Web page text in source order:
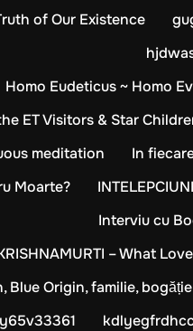
of Our Existence
Homo Eudeticus ~ Homo
ET Visitors & Star
meditation In
Moarte?
Interviu cu
– What
Origin, familie,